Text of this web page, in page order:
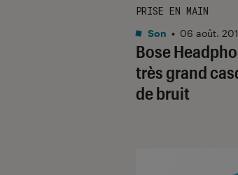
Bose
très grand
de bruit
PRISE EN MAIN
Son • 06 août.